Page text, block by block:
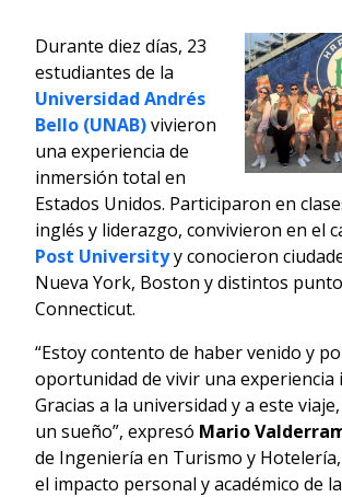
Durante diez días, 23
estudiantes de la
Universidad Andrés
Bello (UNAB)vivieron
una experiencia de
inmersión total en
Estados Unidos. Participaron en
inglés y liderazgo, convivieron en el
Post Universityy conocieron
Nueva York, Boston y distintos
Connecticut.
“Estoy contento de haber venido y
oportunidad de vivir una experiencia
Gracias a la universidad y a este
un sueño”, expresó Mario
de Ingeniería en Turismo y
el impacto personal y académico de